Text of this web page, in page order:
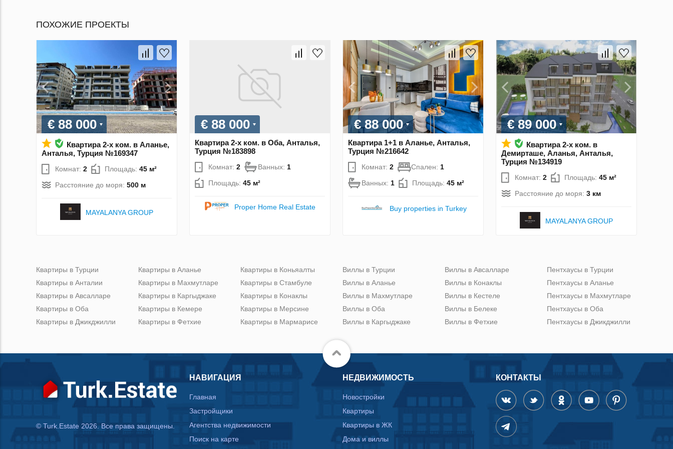
ПОХОЖИЕ ПРОЕКТЫ
€ 88 000
Квартира 2-х ком. в Аланье,
Анталья, Турция №169347
Комнат: 2 Площадь: 45 м²
Расстояние до моря: 500 м
MAYALANYA GROUP
€ 88 000
Квартира 2-х ком. в Оба, Анталья,
Турция №183898
Комнат: 2 Ванных: 1
Площадь: 45 м²
Proper Home Real Estate
€ 88 000
Квартира 1+1 в Аланье, Анталья,
Турция №216642
Комнат: 2 Спален: 1
Ванных: 1 Площадь: 45 м²
Buy properties in Turkey
€ 89 000
Квартира 2-х ком. в
Демирташе, Аланья, Анталья,
Турция №134919
Комнат: 2 Площадь: 45 м²
Расстояние до моря: 3 км
MAYALANYA GROUP
Квартиры в Турции
Квартиры в Анталии
Квартиры в Авсалларе
Квартиры в Оба
Квартиры в Джикджилли
Квартиры в Аланье
Квартиры в Махмутларе
Квартиры в Каргыджаке
Квартиры в Кемере
Квартиры в Фетхие
Квартиры в Коньяалты
Квартиры в Стамбуле
Квартиры в Конаклы
Квартиры в Мерсине
Квартиры в Мармарисе
Виллы в Турции
Виллы в Аланье
Виллы в Махмутларе
Виллы в Оба
Виллы в Каргыджаке
Виллы в Авсалларе
Виллы в Конаклы
Виллы в Кестеле
Виллы в Белеке
Виллы в Фетхие
Пентхаусы в Турции
Пентхаусы в Аланье
Пентхаусы в Махмутларе
Пентхаусы в Оба
Пентхаусы в Джикджилли
© Turk.Estate 2026. Все права защищены.
НАВИГАЦИЯ
Главная
Застройщики
Агентства недвижимости
Поиск на карте
НЕДВИЖИМОСТЬ
Новостройки
Квартиры
Квартиры в ЖК
Дома и виллы
КОНТАКТЫ